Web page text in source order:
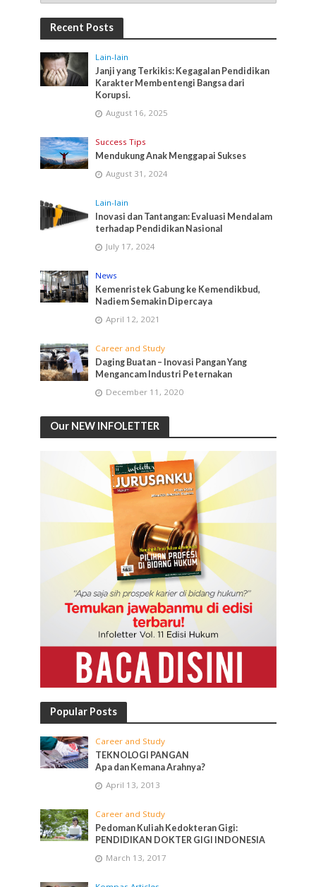
Recent Posts
Lain-lain
Janji yang Terkikis: Kegagalan Pendidikan
Karakter Membentengi Bangsa dari
Korupsi.
August 16, 2025
Success Tips
Mendukung Anak Menggapai Sukses
August 31, 2024
Lain-lain
Inovasi dan Tantangan: Evaluasi Mendalam
terhadap Pendidikan Nasional
July 17, 2024
News
Kemenristek Gabung ke Kemendikbud,
Nadiem Semakin Dipercaya
April 12, 2021
Career and Study
Daging Buatan – Inovasi Pangan Yang
Mengancam Industri Peternakan
December 11, 2020
Our NEW INFOLETTER
Popular Posts
Career and Study
TEKNOLOGI PANGAN
Apa dan Kemana Arahnya?
April 13, 2013
Career and Study
Pedoman Kuliah Kedokteran Gigi:
PENDIDIKAN DOKTER GIGI INDONESIA
March 13, 2017